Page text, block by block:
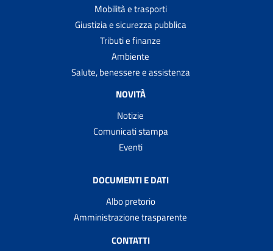
Mobilità e trasporti
Giustizia e sicurezza pubblica
Tributi e finanze
Ambiente
Salute, benessere e assistenza
NOVITÀ
Notizie
Comunicati stampa
Eventi
DOCUMENTI E DATI
Albo pretorio
Amministrazione trasparente
CONTATTI